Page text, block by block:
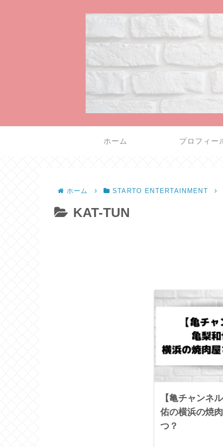
ホーム プロフィー
ホーム STARTO ENTERTAINMENT
KAT-TUN
【亀チャンネ
佑の横浜の焼
つ？